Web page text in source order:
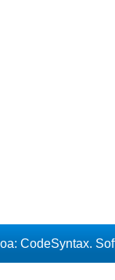
CodeSyntax.